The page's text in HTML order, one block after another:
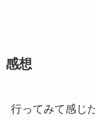
感想
行ってみて感じ